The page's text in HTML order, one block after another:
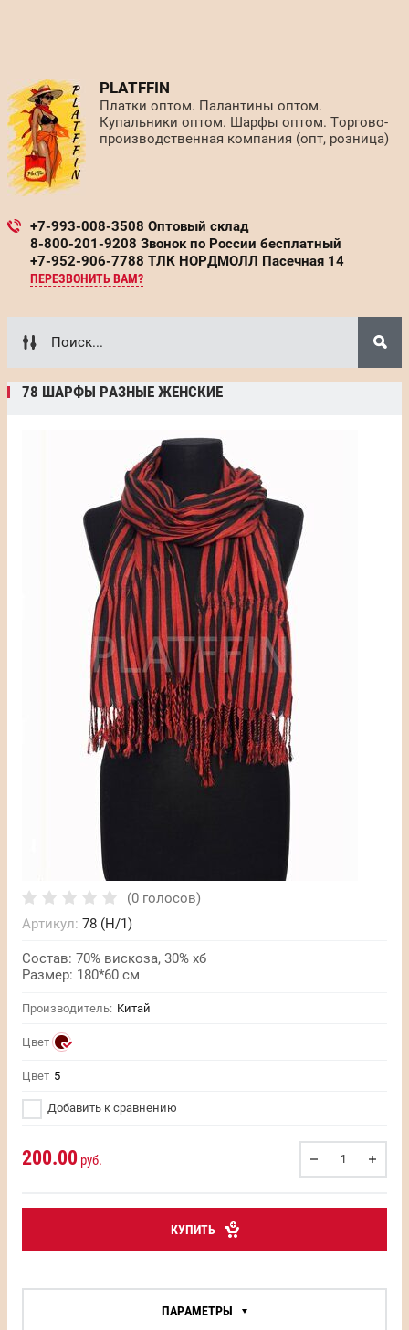
PLATFFIN
Платки оптом. Палантины оптом.
Купальники оптом. Шарфы оптом. Торгово-
производственная компания (опт, розница)
+7-993-008-3508 Оптовый склад
8-800-201-9208 Звонок по России бесплатный
+7-952-906-7788 ТЛК НОРДМОЛЛ Пасечная 14
ПЕРЕЗВОНИТЬ ВАМ?
78 ШАРФЫ РАЗНЫЕ ЖЕНСКИЕ
(0 голосов)
Артикул: 78 (H/1)
Состав: 70% вискоза, 30% хб
Размер: 180*60 см
Производитель: Китай
Цвет
Цвет 5
Добавить к сравнению
200.00 руб.
КУПИТЬ
ПАРАМЕТРЫ